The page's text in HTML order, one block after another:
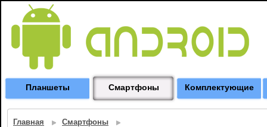
Планшеты Смартфоны Комплектующие
Главная Смартфоны